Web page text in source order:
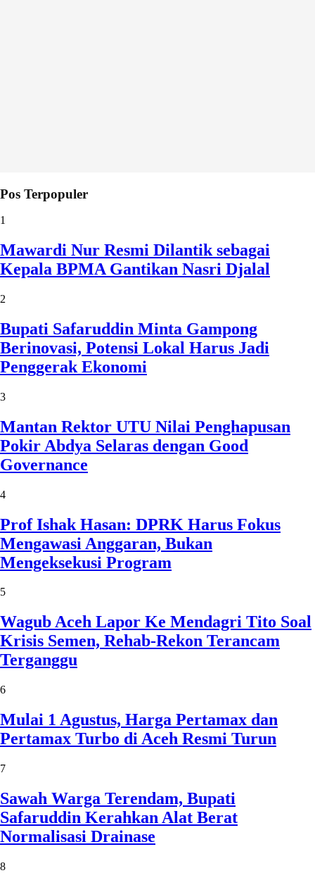
Pos Terpopuler
1
Mawardi Nur Resmi Dilantik sebagai
Kepala BPMA Gantikan Nasri Djalal
2
Bupati Safaruddin Minta Gampong
Berinovasi, Potensi Lokal Harus Jadi
Penggerak Ekonomi
3
Mantan Rektor UTU Nilai Penghapusan
Pokir Abdya Selaras dengan Good
Governance
4
Prof Ishak Hasan: DPRK Harus Fokus
Mengawasi Anggaran, Bukan
Mengeksekusi Program
5
Wagub Aceh Lapor Ke Mendagri Tito Soal
Krisis Semen, Rehab-Rekon Terancam
Terganggu
6
Mulai 1 Agustus, Harga Pertamax dan
Pertamax Turbo di Aceh Resmi Turun
7
Sawah Warga Terendam, Bupati
Safaruddin Kerahkan Alat Berat
Normalisasi Drainase
8